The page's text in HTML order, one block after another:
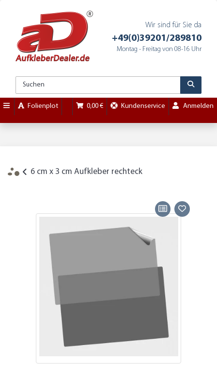
Wir sind für Sie da
+49(0)39201/289810
Montag - Freitag von 08-16 Uhr
Folienplot 0,00 € Kundenservice Anmelden
6 cm x 3 cm Aufkleber rechteck